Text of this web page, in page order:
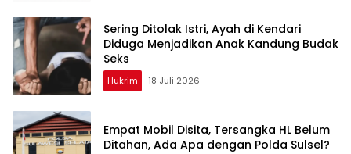
Sering Ditolak Istri, Ayah di Kendari
Diduga Menjadikan Anak Kandung Budak
Seks
Hukrim 18 Juli 2026
Empat Mobil Disita, Tersangka HL Belum
Ditahan, Ada Apa dengan Polda Sulsel?